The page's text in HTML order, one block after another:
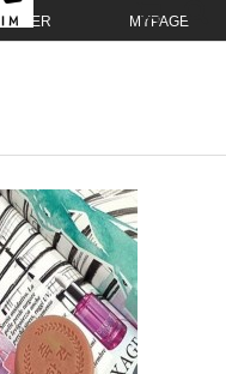
ORDER MYPAGE